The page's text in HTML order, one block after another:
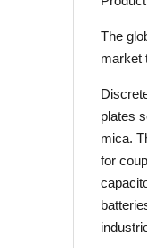
The
market
plates
mica.
for